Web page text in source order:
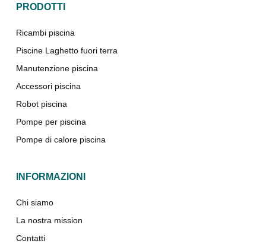
PRODOTTI
Ricambi piscina
Piscine Laghetto fuori terra
Manutenzione piscina
Accessori piscina
Robot piscina
Pompe per piscina
Pompe di calore piscina
INFORMAZIONI
Chi siamo
La nostra mission
Contatti